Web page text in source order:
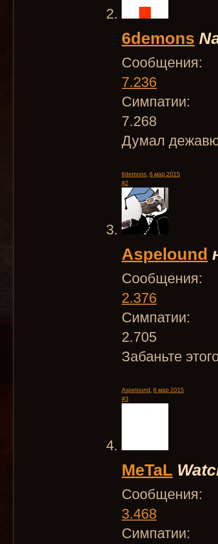
6demons
Сообщения:
7.236
Симпатии:
7.268
Думал
6demons, 6 мар 2015
#2
Aspelound
Сообщения:
2.376
Симпатии:
2.705
Забаньте
Aspelound , 6 мар 2015
#3
MeTaL
Сообщения:
3.468
Симпатии: